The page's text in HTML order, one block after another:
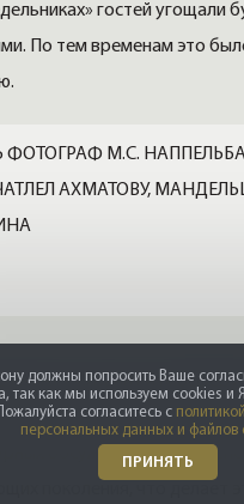
гостей угощали
По тем временам это
ФОТОГРАФ М.С.
АХМАТОВУ,
PALACE» хранит
Это место стало
обсуждений, но и
должны попросить Ваше
так как мы используем cookies и
Пожалуйста согласитесь с
персональных данных и файлов
ПРИНЯТЬ